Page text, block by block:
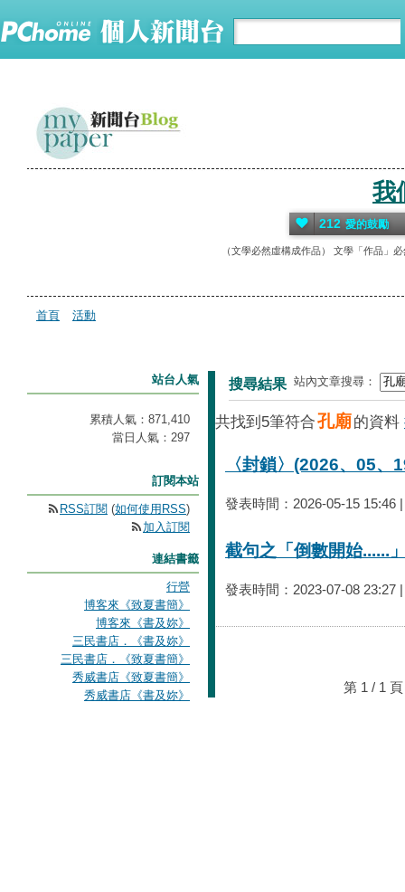
我
（文學必然虛構成作品） 文學「作品」
212 愛的鼓勵
首頁 活動
搜尋結果 站內文章搜尋：
共找到5筆符合孔廟的資料
〈封鎖〉(2026、05、
發表時間：2026-05-15 15:46
截句之「倒數開始......
發表時間：2023-07-08 23:27
第 1 / 1
站台人氣
累積人氣： 871,410
當日人氣： 297
訂閱本站
RSS訂閱 (如何使用RSS)
加入訂閱
連結書籤
行營
博客來《致夏書簡》
博客來《書及妳》
三民書店．《書及妳》
三民書店．《致夏書簡》
秀威書店《致夏書簡》
秀威書店《書及妳》